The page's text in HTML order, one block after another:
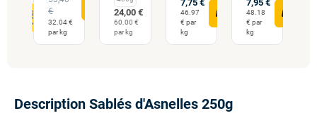
€
32.04 €
par kg
24,00 €
60.00 €
par kg
7,75 €
46.97
€ par
kg
7,95 €
48.18
€ par
kg
Description Sablés d'Asnelles 250g